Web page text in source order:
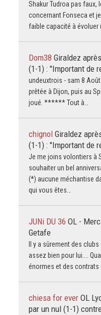
Shakur Tudroa pas faux,
concernant Fonseca et
faible capacité à évoluer
Dom38 Giraldez
(1-1) : "Important de
undeuxtrois - sam 8
prêtée à Dijon, puis au
joué. ****** Tout à…
chignol Giraldez
(1-1) : "Important de
Je me joins volontiers à
souhaiter un bel
(*) aucune méchantise
qui vous êtes…
JUNi DU 36 OL -
Getafe
Il y a sûrement des
assez bien pour lui....
énormes et des contrats
chiesa for ever OL
par un nul (1-1)